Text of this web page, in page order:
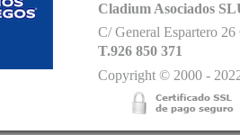
Cladium Asociados
C/ General Espartero
T.926 850 371
Copyright © 2000 -